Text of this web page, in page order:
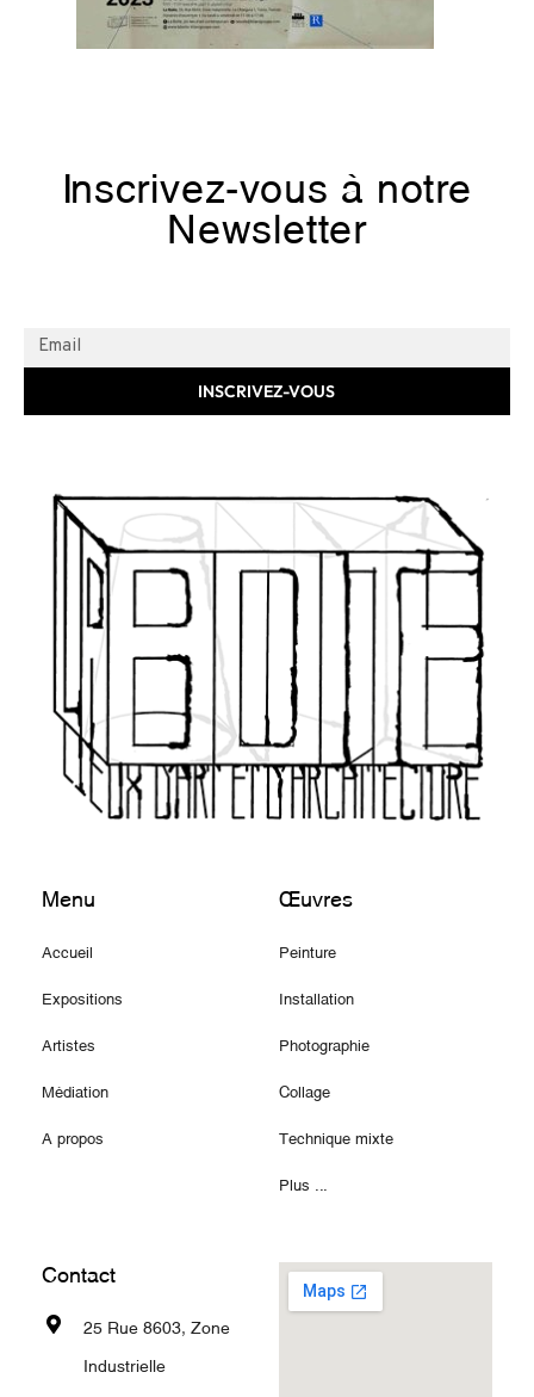
Inscrivez-vous à notre
Newsletter
INSCRIVEZ-VOUS
Menu
Accueil
Expositions
Artistes
Médiation
A propos
Œuvres
Peinture
Installation
Photographie
Collage
Technique mixte
Plus ...
Contact
25 Rue 8603, Zone
Industrielle